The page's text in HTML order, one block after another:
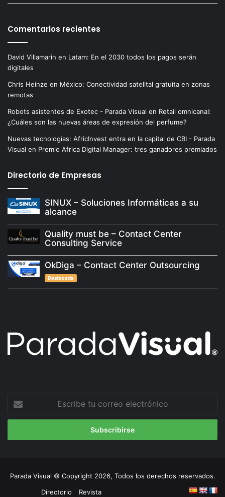
Comentarios recientes
David Villamarin en Latam: En el 2030 todos los pagos serán
digitales
Chris Heinze en México: Conectividad satelital gratuita en zonas
remotas
Robots asistentes de Exotec - Parada Visual en Retail omnicanal:
¿Cuáles son las nuevas áreas de expresión del perfume?
Nuevas tecnologías: AfricInvest entra en la capital de CBI - Parada
Visual en Premio Africa Digital Manager: tres ganadores premiados
Directorio de Empresas
SINUX – Soluciones Informáticas a su
alcance
Quality must be – Contact Center
Consulting Service
OkDiga – Contact Center Outsourcing
Destacada
correo
Parada Visual © Copyright 2026, Todos los derechos reservados.
Directorio
Revista